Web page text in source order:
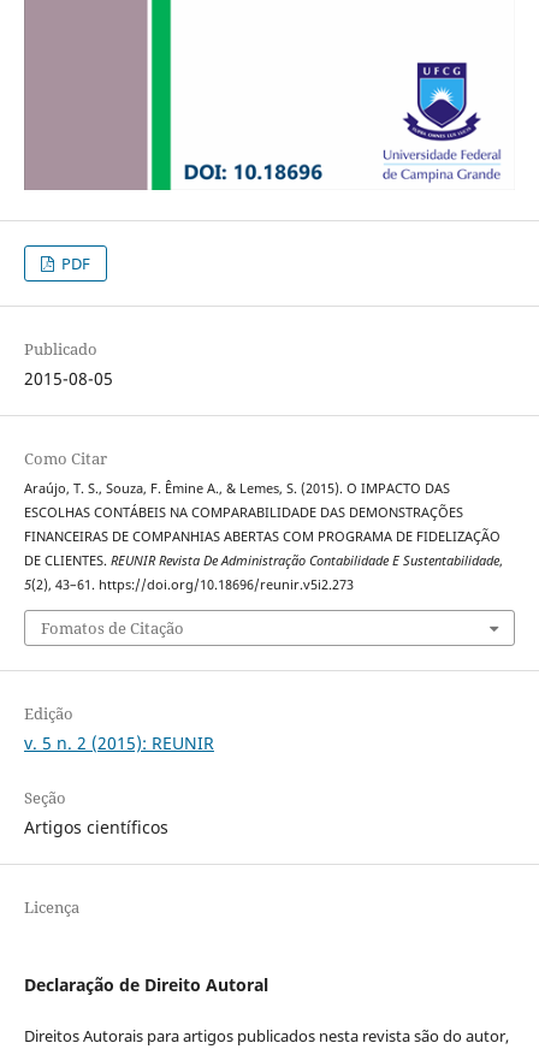
PDF
Publicado
2015-08-05
Como Citar
Araújo, T. S., Souza, F. Êmine A., & Lemes, S. (2015). O IMPACTO DAS
ESCOLHAS CONTÁBEIS NA COMPARABILIDADE DAS DEMONSTRAÇÕES
FINANCEIRAS DE COMPANHIAS ABERTAS COM PROGRAMA DE FIDELIZAÇÃO
DE CLIENTES. REUNIR Revista De Administração Contabilidade E Sustentabilidade,
5(2), 43–61. https://doi.org/10.18696/reunir.v5i2.273
Fomatos de Citação
Edição
v. 5 n. 2 (2015): REUNIR
Seção
Artigos científicos
Licença
Declaração de Direito Autoral
Direitos Autorais para artigos publicados nesta revista são do autor,